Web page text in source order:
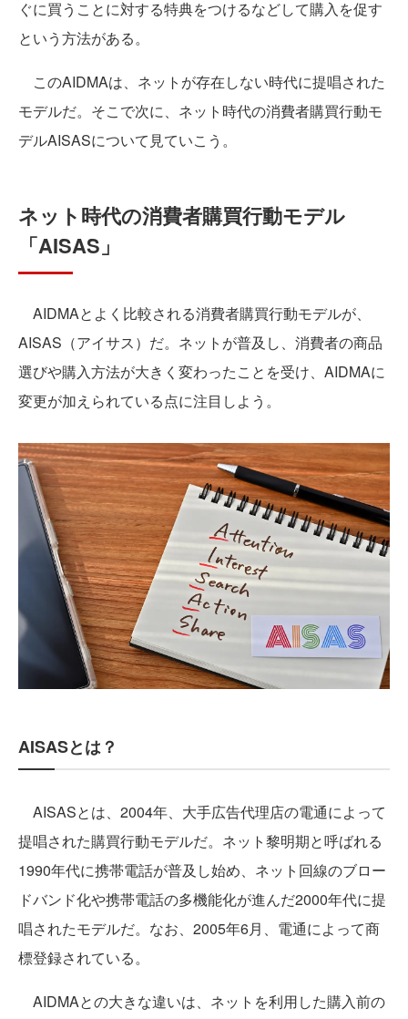
ぐに買うことに対する特典をつけるなどして購入を促す
という方法がある。
このAIDMAは、ネットが存在しない時代に提唱された
モデルだ。そこで次に、ネット時代の消費者購買行動モ
デルAISASについて見ていこう。
ネット時代の消費者購買行動モデル
「AISAS」
AIDMAとよく比較される消費者購買行動モデルが、
AISAS（アイサス）だ。ネットが普及し、消費者の商品
選びや購入方法が大きく変わったことを受け、AIDMAに
変更が加えられている点に注目しよう。
AISASとは？
AISASとは、2004年、大手広告代理店の電通によって
提唱された購買行動モデルだ。ネット黎明期と呼ばれる
1990年代に携帯電話が普及し始め、ネット回線のブロー
ドバンド化や携帯電話の多機能化が進んだ2000年代に提
唱されたモデルだ。なお、2005年6月、電通によって商
標登録されている。
AIDMAとの大きな違いは、ネットを利用した購入前の